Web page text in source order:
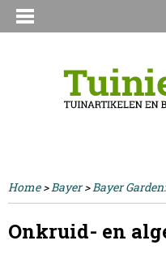
Home>Bayer>Bayer
Onkruid- en